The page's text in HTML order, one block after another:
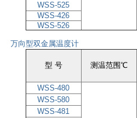
WSS-525
WSS-426
WSS-526
万向型双金属温度计
型 号 测温范围℃
WSS-480
WSS-580
WSS-481